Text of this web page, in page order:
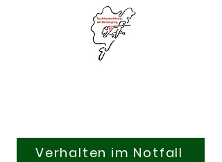
Verhalten im Notfall